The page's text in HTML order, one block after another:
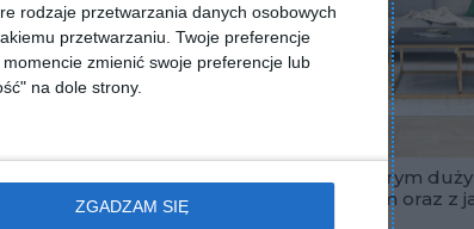
rodzaje przetwarzania danych osobowych
przetwarzaniu. Twoje preferencje
zmienić swoje preferencje lub
na dole strony.
ZGADZAM SIĘ
jadalnią i czerwoną
na ścianie
Dodaj do ulubionych
Salon z szarym
narożnikiem oraz z